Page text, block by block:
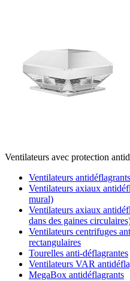
Ventilateurs avec protection
Ventilateurs
Ventilateurs axiaux
mural)
Ventilateurs axiaux
dans des gaines
Ventilateurs centrifuges
rectangulaires
Tourelles anti-déflagrantes
Ventilateurs VAR
MegaBox antidéflagrants